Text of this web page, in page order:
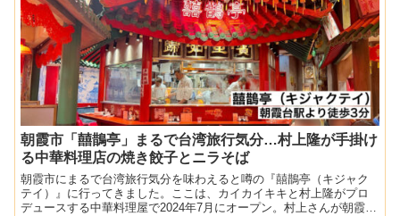
朝霞市「囍鵲亭」まるで台湾旅行気分…村上隆が手掛け
る中華料理店の焼き餃子とニラそば
朝霞市にまるで台湾旅行気分を味わえると噂の『囍鵲亭（キジャク
テイ）』に行ってきました。ここは、カイカイキキと村上隆がプロ
デュースする中華料理屋で2024年7月にオープン。村上さんが朝霞台